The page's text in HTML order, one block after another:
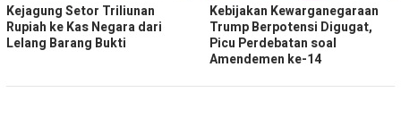
Kejagung Setor Triliunan
Rupiah ke Kas Negara dari
Lelang Barang Bukti
Kebijakan Kewarganegaraan
Trump Berpotensi Digugat,
Picu Perdebatan soal
Amendemen ke-14